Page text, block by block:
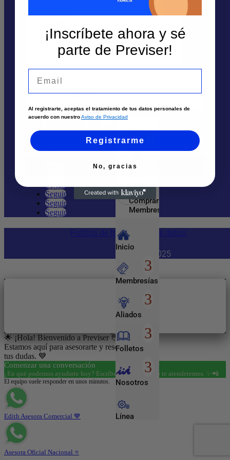
Solicita un asesor
Atención por WhatsApp
Envía tu solicitud
Llámanos
Cali
Armenia
Ingreso
Comprar
Membresía
Inicio
Membresías
Aliados
Folletos
Nosotros
Línea
Nosotros
Trabaja aquí
Preguntas Frecuentes
Seguir
Seguir
Seguir
Política de tratamiento de datos
Copyright 2025
🌟 ¡Hola! Bienvenido a Previser 👋😊
Estamos aquí para asesorarte y resolver todas
tus dudas. 💙
Comenzar una conversación
¿En qué podemos ayudarte hoy? Escríbenos y con gusto te atenderemos. ✨📲
El equipo suele responder en unos minutos.
Edith Asesora Comercial 💙
Asesora Oficial Nacional ⭐
¡Inscríbete ahora y sé
parte de Previser!
Al registrarte, aceptas el tratamiento de tus datos personales de
acuerdo con nuestroAviso de Privacidad
Registrarme
No, gracias